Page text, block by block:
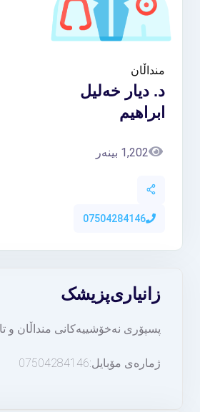
منداڵان
د. دیار خەلیل
ابراهیم
1,202 بینەر
07504284146
پزیشکزانیاری
پسپۆری نەخۆشییەکانی منداڵان و
ژمارەی مۆبایل:07504284146